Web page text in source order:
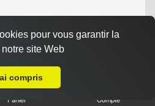
Panier Compte
pour vous garantir la
site Web
compris